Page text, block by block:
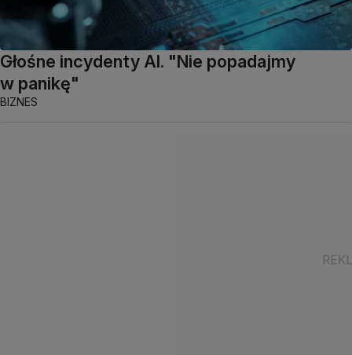
Głośne incydenty AI. "Nie popadajmy
w panikę"
BIZNES